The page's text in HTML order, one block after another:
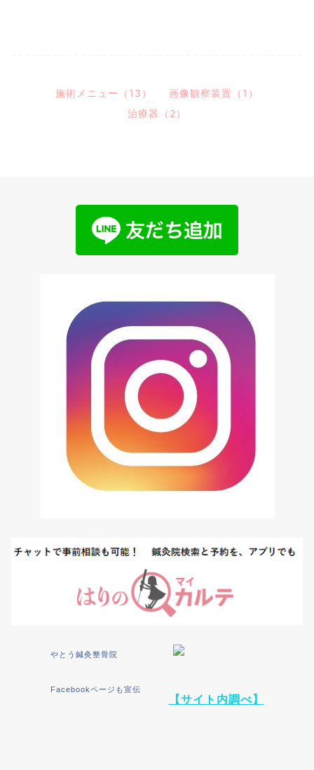
施術メニュー（13）
画像観察装置（1）
治療器（2）
やとう鍼灸整骨院
Facebookページも宣伝
【サイト内調べ】